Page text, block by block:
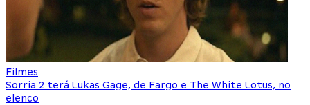
Filmes
Sorria 2 terá Lukas Gage, de Fargo e The White Lotus, no
elenco